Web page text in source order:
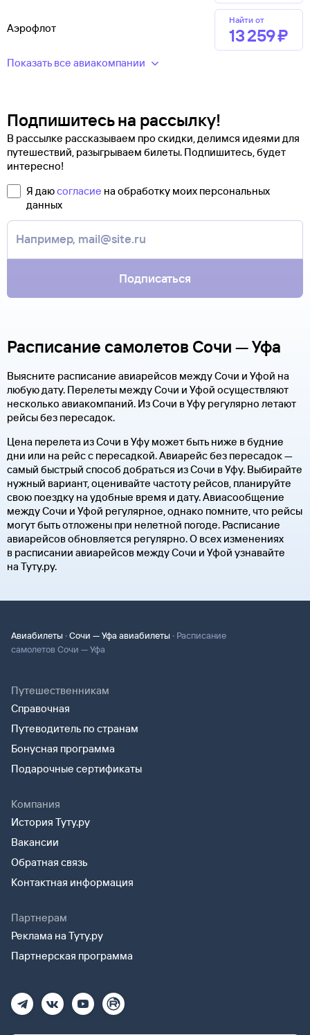
Аэрофлот
Найти от
13 ⁠259 ⁠₽
Показать все авиакомпании
Подпишитесь на рассылку!
В рассылке рассказываем про скидки, делимся идеями для
путешествий, разыгрываем билеты. Подпишитесь, будет
интересно!
Я даюсогласие на обработку моих персональных
данных
Подписаться
Расписание самолетов Сочи — Уфа
Выясните расписание авиарейсов между Сочи и Уфой на
любую дату. Перелеты между Сочи и Уфой осуществляют
несколько авиакомпаний. Из Сочи в Уфу регулярно летают
рейсы без пересадок.
Цена перелета из Сочи в Уфу может быть ниже в будние
дни или на рейс с пересадкой. Авиарейс без пересадок —
самый быстрый способ добраться из Сочи в Уфу. Выбирайте
нужный вариант, оценивайте частоту рейсов, планируйте
свою поездку на удобные время и дату. Авиасообщение
между Сочи и Уфой регулярное, однако помните, что рейсы
могут быть отложены при нелетной погоде. Расписание
авиарейсов обновляется регулярно. О всех изменениях
в расписании авиарейсов между Сочи и Уфой узнавайте
на Туту.ру.
Авиабилеты ·Сочи — Уфа авиабилеты · Расписание
самолетов Сочи — Уфа
Путешественникам
Справочная
Путеводитель по странам
Бонусная программа
Подарочные сертификаты
Компания
История Туту.ру
Вакансии
Обратная связь
Контактная информация
Партнерам
Реклама на Туту.ру
Партнерская программа